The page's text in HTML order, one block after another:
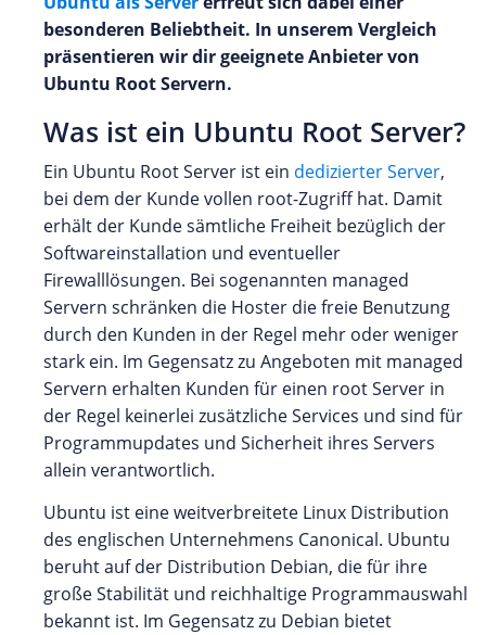
besonderen Beliebtheit. In unserem Vergleich
präsentieren wir dir geeignete Anbieter von
Ubuntu Root Servern.
Was ist ein Ubuntu Root Server?
Ein Ubuntu Root Server ist ein dedizierter Server,
bei dem der Kunde vollen root-Zugriff hat. Damit
erhält der Kunde sämtliche Freiheit bezüglich der
Softwareinstallation und eventueller
Firewalllösungen. Bei sogenannten managed
Servern schränken die Hoster die freie Benutzung
durch den Kunden in der Regel mehr oder weniger
stark ein. Im Gegensatz zu Angeboten mit managed
Servern erhalten Kunden für einen root Server in
der Regel keinerlei zusätzliche Services und sind für
Programmupdates und Sicherheit ihres Servers
allein verantwortlich.
Ubuntu ist eine weitverbreitete Linux Distribution
des englischen Unternehmens Canonical. Ubuntu
beruht auf der Distribution Debian, die für ihre
große Stabilität und reichhaltige Programmauswahl
bekannt ist. Im Gegensatz zu Debian bietet